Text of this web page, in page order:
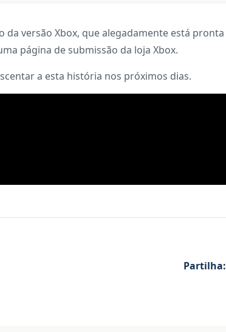
da versão Xbox, que alegadamente está pronta
página de submissão da loja Xbox.
a esta história nos próximos dias.
Partilha: